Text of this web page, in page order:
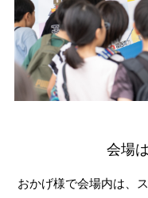
会場
おかげ様で会場内は、